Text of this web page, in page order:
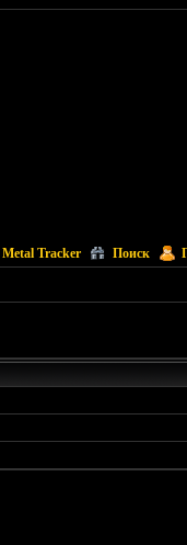
Metal Tracker Поиск